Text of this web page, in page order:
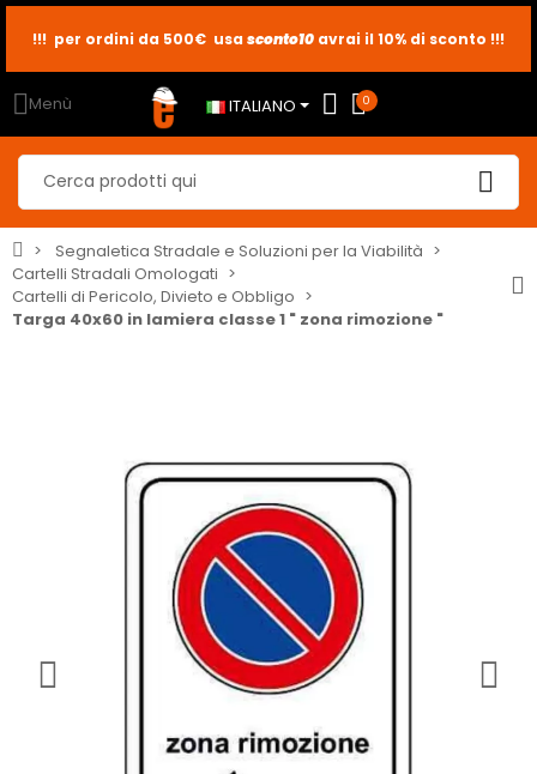
sconto2
sconto5
sconto10
Menù ITALIANO 0
Segnaletica Stradale e Soluzioni per la Viabilità
Cartelli Stradali Omologati
Cartelli di Pericolo, Divieto e Obbligo
Targa 40x60 in lamiera classe 1 " zona rimozione "